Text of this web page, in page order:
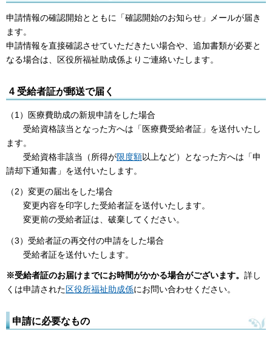
申請情報の確認開始とともに「確認開始のお知らせ」メールが届き
ます。
申請情報を直接確認させていただきたい場合や、追加書類が必要と
なる場合は、区役所福祉助成係よりご連絡いたします。
4 受給者証が郵送で届く
（1）医療費助成の新規申請をした場合
受給資格該当となった方へは「医療費受給者証」を送付いたし
ます。
受給資格非該当（所得が限度額以上など）となった方へは「申
請却下通知書」を送付いたします。
（2）変更の届出をした場合
変更内容を印字した受給者証を送付いたします。
変更前の受給者証は、破棄してください。
（3）受給者証の再交付の申請をした場合
受給者証を送付いたします。
※受給者証のお届けまでにお時間がかかる場合がございます。 詳し
くは申請された区役所福祉助成係にお問い合わせください。
申請に必要なもの